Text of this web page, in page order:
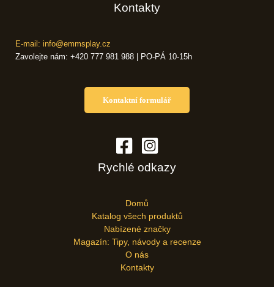
Kontakty
E-mail: info@emmsplay.cz
Zavolejte nám: +420 777 981 988 | PO-PÁ 10-15h
Kontaktní formulář
Rychlé odkazy
Domů
Katalog všech produktů
Nabízené značky
Magazín: Tipy, návody a recenze
O nás
Kontakty